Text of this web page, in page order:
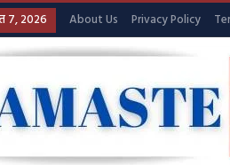
7, 2026 About Us Privacy Policy